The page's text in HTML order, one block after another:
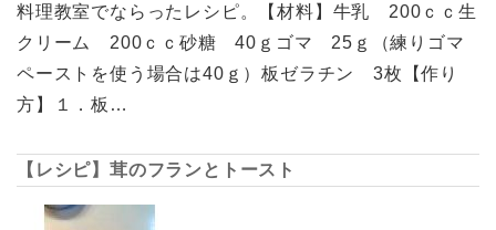
料理教室でならったレシピ。【材料】牛乳 200ｃｃ生
クリーム 200ｃｃ砂糖 40ｇゴマ 25ｇ（練りゴマ
ペーストを使う場合は40ｇ）板ゼラチン 3枚【作り
方】１．板…
【レシピ】茸のフランとトースト